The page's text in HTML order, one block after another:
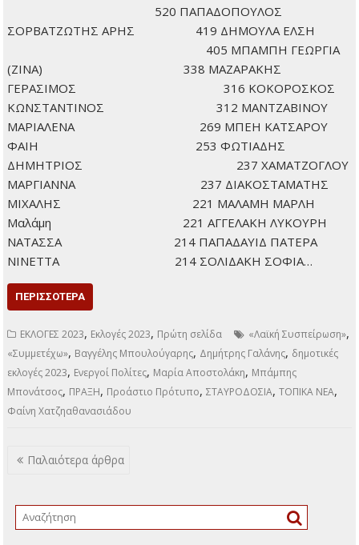
,Μπάμπης Μπονάτσος,ΠΡΑΞΗ
ΝΕΑ,Φαίνης Χατζηαθανασιάδου
Πόσους σταυρούς πήραν οι υποψήφιοι στον
Δήμο μας
ΠΡΟΑΣΤΙΟ
ΠΡΟΤΥΠΟ –
ΔΗΜΗΤΡΗΣ ΓΑΛΑΝΗΣ
ΒΥΘΟΥΛΚΑ ΣΟΦΙΑ
770
ΠΑΝΤΑΖΗ ΠΑΥΛΙΝΑ
707 ΖΕΠΠΟΥ ΧΑΡΛΑΥΤΗ
ΕΛΕΝΗ 703 ΠΕΤΡΙΤΣΗ ΜΟΥΡΑΝΤ
522 ΠΑΠΑΧΡΟΝΗΣ ΓΕΩΡΓΙΟΣ
520 ΠΑΠΑΔΟΠΟΥΛΟΣ
ΣΟΡΒΑΤΖΩΤΗΣ ΑΡΗΣ 419 ΔΗΜΟΥΛΑ ΕΛΣΗ
405 ΜΠΑΜΠΗ ΓΕΩΡΓΙΑ
(ΖΙΝΑ) 338 ΜΑΖΑΡΑΚΗΣ
ΚΩΝΣΤΑΝΤΙΝΟΣ 312 ΜΑΝΤΖΑΒΙΝΟΥ
ΜΑΡΙΑΛΕΝΑ 269 ΜΠΕΗ ΚΑΤΣΑΡΟΥ
ΔΗΜΗΤΡΙΟΣ 237 ΧΑΜΑΤΖΟΓΛΟΥ
ΜΑΡΓΙΑΝΝΑ 237 ΔΙΑΚΟΣΤΑΜΑΤΗΣ